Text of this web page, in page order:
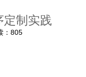
定制实践
：805